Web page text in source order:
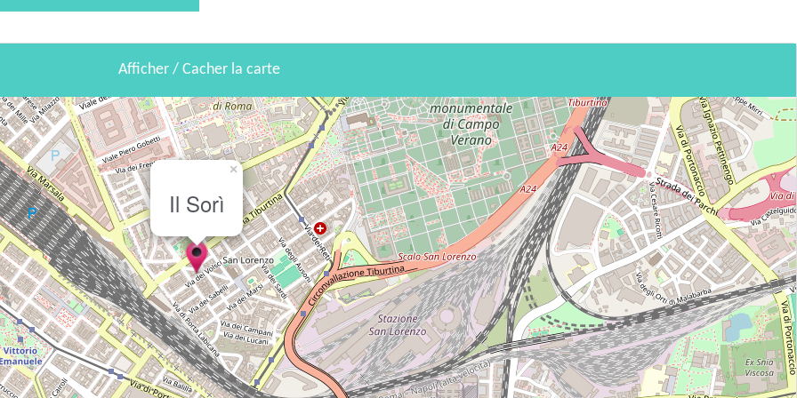
Afficher / Cacher la carte
Il Sorì
×